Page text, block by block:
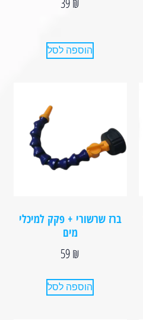
הוספה לסל
ברז שרשורי + פקק למיכלי
מים
59₪
הוספה לסל